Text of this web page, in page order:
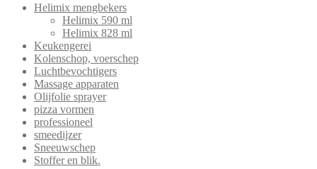
Helimix mengbekers
Helimix 590 ml
Helimix 828 ml
Keukengerei
Kolenschop, voerschep
Luchtbevochtigers
Massage apparaten
Olijfolie sprayer
pizza vormen
professioneel
smeedijzer
Sneeuwschep
Stoffer en blik.